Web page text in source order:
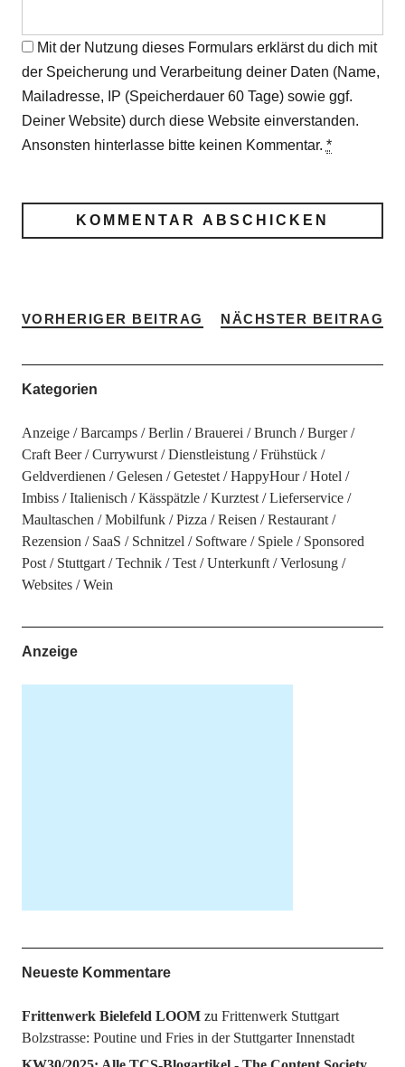
Mit der Nutzung dieses Formulars erklärst du dich mit
der Speicherung und Verarbeitung deiner Daten (Name,
Mailadresse, IP (Speicherdauer 60 Tage) sowie ggf.
Deiner Website) durch diese Website einverstanden.
Ansonsten hinterlasse bitte keinen Kommentar. *
VORHERIGER BEITRAG NÄCHSTER BEITRAG
Kategorien
Anzeige Barcamps Berlin Brauerei Brunch
Burger
Craft Beer
Currywurst Dienstleistung
Frühstück
Geldverdienen
Gelesen Getestet HappyHour
Hotel
Imbiss
Italienisch Kässpätzle Kurztest
Lieferservice
Maultaschen
Mobilfunk Pizza Reisen
Restaurant
Rezension
SaaS Schnitzel Software Spiele
Sponsored
Post
Stuttgart Technik Test Unterkunft
Verlosung
Websites
Wein
Anzeige
Neueste Kommentare
Frittenwerk Bielefeld LOOMzu Frittenwerk Stuttgart
Bolzstrasse: Poutine und Fries in der Stuttgarter Innenstadt